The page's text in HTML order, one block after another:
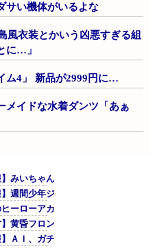
サい機体がいるよな
風衣装とかいう凶悪すぎる組
に…」
ム4」 新品が2999円に…
メイドな水着ダンツ「あぁ
ト 1,858 本
入れると強いと聞いたけど どれくら
説には騙されないぞ スキャンプくら
らせてる人増えてるけど、終わった
】みいちゃん、最後はママの背中で
】週間少年ジャンプのグッズ(43億円
ヒーローアカデミア」特別短編「I
】黄昏フロンティアの新作はまだか
】ＡＩ、ガチで漫画家を駆逐するレ